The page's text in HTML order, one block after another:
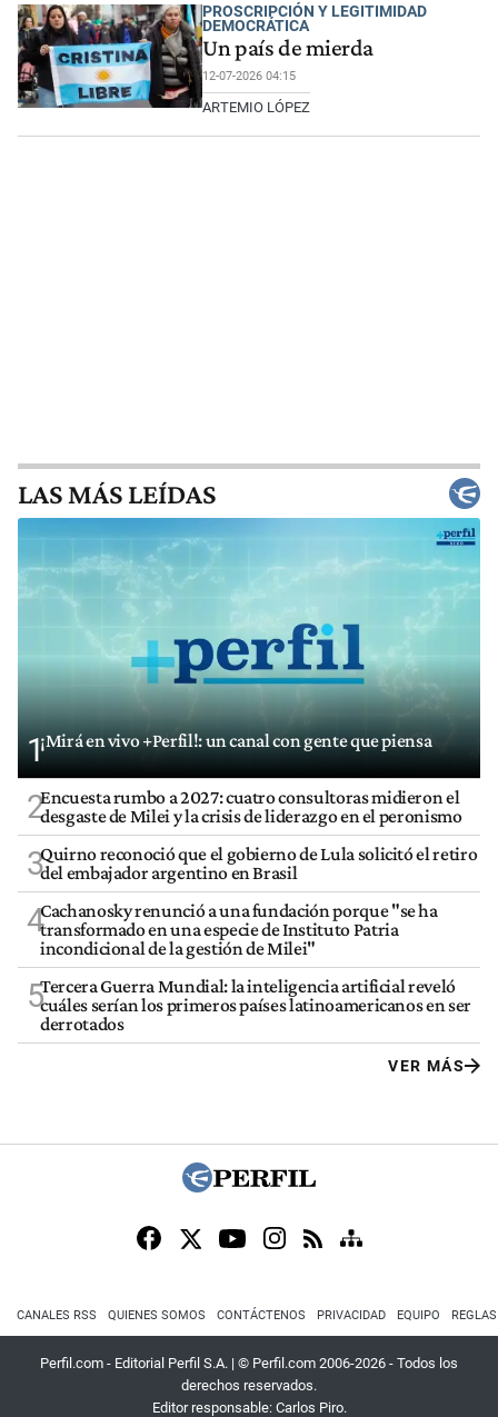
PROSCRIPCIÓN Y LEGITIMIDAD
DEMOCRÁTICA
Un país de mierda
12-07-2026 04:15
ARTEMIO LÓPEZ
LAS MÁS LEÍDAS
1¡Mirá en vivo +Perfil!: un canal con gente que piensa
2Encuesta rumbo a 2027: cuatro consultoras midieron el
desgaste de Milei y la crisis de liderazgo en el peronismo
3Quirno reconoció que el gobierno de Lula solicitó el retiro
del embajador argentino en Brasil
4Cachanosky renunció a una fundación porque "se ha
transformado en una especie de Instituto Patria
incondicional de la gestión de Milei"
5Tercera Guerra Mundial: la inteligencia artificial reveló
cuáles serían los primeros países latinoamericanos en ser
derrotados
VER MÁS
CANALES RSS QUIENES SOMOS CONTÁCTENOS PRIVACIDAD EQUIPO
Perfil.com - Editorial Perfil S.A. | © Perfil.com 2006-2026 - Todos los
derechos reservados.
Editor responsable: Carlos Piro.